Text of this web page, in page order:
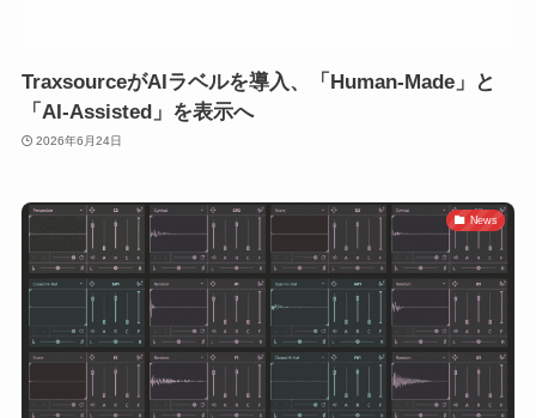
TraxsourceがAIラベルを導入、「Human-Made」と
「AI-Assisted」を表示へ
2026年6月24日
News